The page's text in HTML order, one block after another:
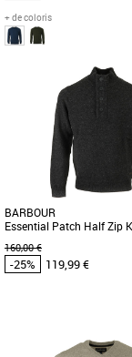
+ de coloris
Vêtements Barbour pas
Vêtements Barbour
Barbour vous propose
en laine à col rond,
Lambswool Crew
Fabriqué [...]
BARBOUR
Essential Patch Half Zip
160,00 €
-25% 119,99 €